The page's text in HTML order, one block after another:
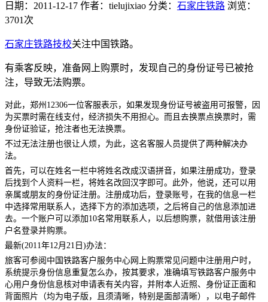
日期：2011-12-17 作者：tielujixiao 分类： 石家庄铁路 浏览：
3701次
石家庄铁路技校关注中国铁路。
有乘客反映，准备网上购票时，发现自己的身份证号已被抢
注，导致无法购票。
对此，郑州12306一位客服表示，如果发现身份证号被盗用可报警，因
为买票时需在线支付，经济损失不用担心。而且去换票点换票时，需
身份证验证，抢注者也无法换票。
不过无法注册也很让人烦，为此，这名客服人员提供了两种解决办
法。
首先，可以在姓名一栏中将姓名改成汉语拼音，如果注册成功，登录
后找到个人资料一栏，将姓名改回汉字即可。此外，他说，还可以用
亲属或朋友的身份证注册。注册成功后，登录账号，在我的信息一栏
中选择常用联系人，选择下方的添加选项，之后将自己的信息添加进
去。一个账户可以添加10名常用联系人，以后想购票，就借用该注册
户名登录并购票。
最新(2011年12月21日)办法：
旅客可参阅中国铁路客户服务中心网上购票常见问题中注册用户时，
系统提示身份信息重复怎么办，按其要求，准确填写铁路客户服务中
心用户身份信息核对申请表有关内容，并附本人近照、身份证正面和
背面照片（均为电子版，且须清晰，特别是面部清晰），以电子邮件